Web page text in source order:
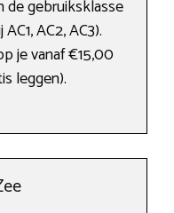
de gebruiksklasse
AC2, AC3).
je vanaf €15,00
leggen).